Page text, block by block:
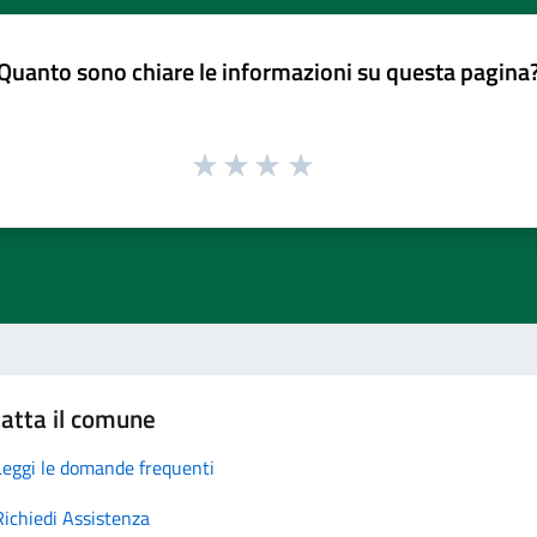
sono chiare le informazioni su questa
il comune
le domande frequenti
Assistenza